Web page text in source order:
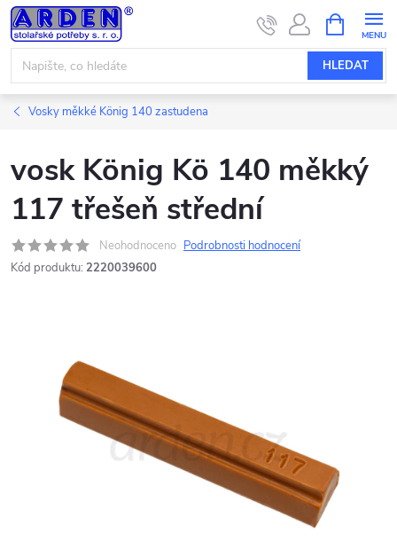
Přejít
na
obsah
HLEDAT
NÁKUPNÍ
KOŠÍK
Vosky měkké König 140 zastudena
vosk König Kö 140 měkký
117 třešeň střední
Neohodnoceno Podrobnosti hodnocení
Kód produktu: 2220039600